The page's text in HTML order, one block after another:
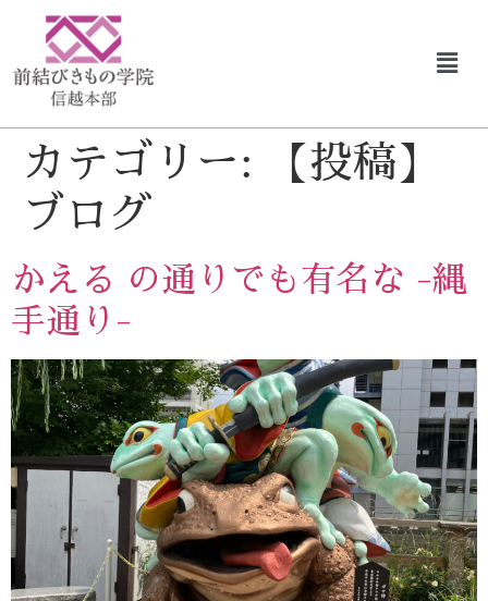
カテゴリー:
【投稿】
ブログ
かえる の通りでも有名な -縄
手通り-